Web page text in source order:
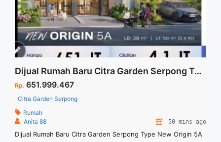
Dijual Rumah Baru Citra Garden Serpong Type New Origin 5A Harga Promo Free PPN Limited Stock
Rp. 651.999.467
Citra Garden Serpong
Rumah
Anita 88
50 mins ago
Dijual Rumah Baru Citra Garden Serpong Type New Origin 5A